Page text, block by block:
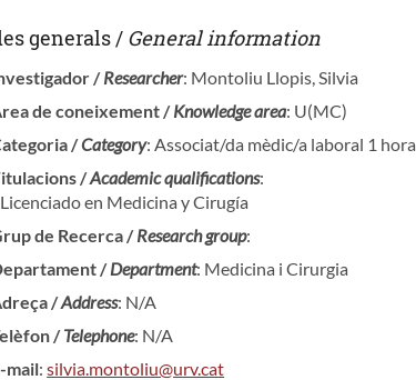
generals / General information
/Researcher: Montoliu Llopis, Silvia
de coneixement /Knowledge area: U(MC)
/Category: Associat/da mèdic/a laboral 1 hora
/Academic qualifications:
en Medicina y Cirugía
de Recerca /Research group:
/Department: Medicina i Cirurgia
/Address: N/A
/Telephone: N/A
mail:silvia.montoliu@urv.cat